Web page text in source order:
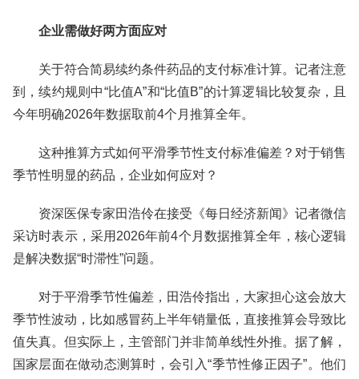
企业需做好两方面应对
关于符合简易续约条件药品的支付标准计算。记者注意
到，续约规则中“比值A”和“比值B”的计算逻辑比较复杂，且
今年明确2026年数据取前4个月推算全年。
这种推算方式如何平滑季节性支付标准偏差？对于销售
季节性明显的药品，企业如何应对？
资深医保专家田浩伶在接受《每日经济新闻》记者微信
采访时表示，采用2026年前4个月数据推算全年，核心逻辑
是解决数据“时滞性”问题。
对于平滑季节性偏差，田浩伶指出，大家担心这会放大
季节性波动，比如感冒药上半年销量低，直接推算会导致比
值失真。但实际上，主管部门并非简单线性外推。据了解，
国家层面在做动态测算时，会引入“季节性修正因子”。他们